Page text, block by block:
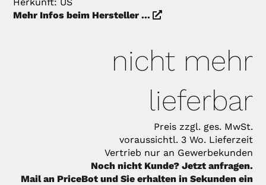
Mehr Infos beim Hersteller ...
nicht mehr
lieferbar
Preis zzgl. ges. MwSt.
voraussichtl. 3 Wo. Lieferzeit
Vertrieb nur an Gewerbekunden
Noch nicht Kunde? Jetzt anfragen.
Mail an PriceBot und Sie erhalten in Sekunden ein